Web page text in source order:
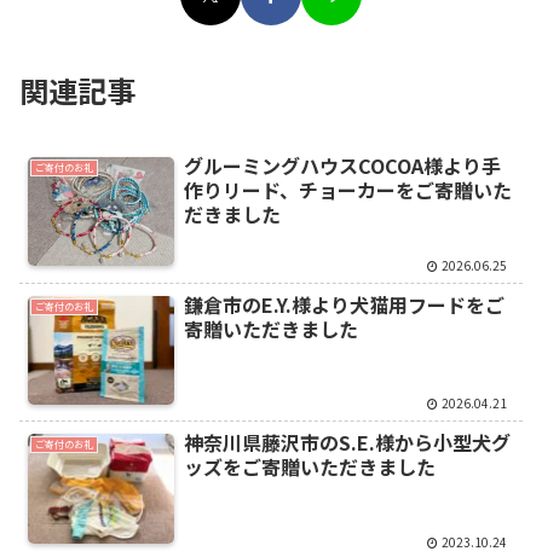
関連記事
ご寄付のお礼
グルーミングハウスCOCOA様より手
作りリード、チョーカーをご寄贈いた
だきました
2026.06.25
ご寄付のお礼
鎌倉市のE.Y.様より犬猫用フードをご
寄贈いただきました
2026.04.21
ご寄付のお礼
神奈川県藤沢市のS.E.様から小型犬グ
ッズをご寄贈いただきました
2023.10.24